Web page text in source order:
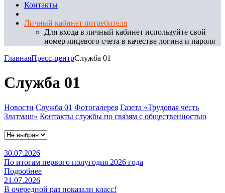
Контакты
Личный кабинет потребителя
Для входа в личный кабинет используйте свой
номер лицевого счета в качестве логина и пароля
ГлавнаяПресс-центрСлужба 01
Служба 01
Новости Служба 01 Фотогалерея Газета «Трудовая честь
Златмаш» Контакты службы по связям с общественностью
30.07.2026
По итогам первого полугодия 2026 года
Подробнее
21.07.2026
В очередной раз показали класс!